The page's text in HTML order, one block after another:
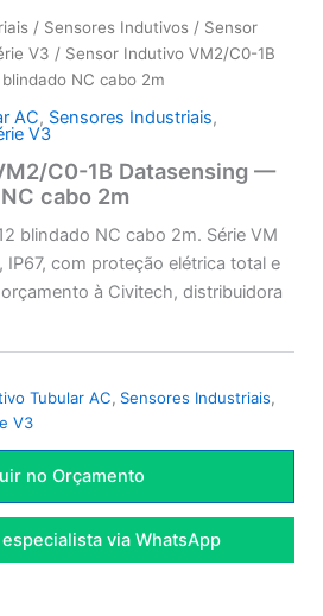
/ Sensores Indutivos / Sensor
V3 / Sensor Indutivo VM2/C0-1B
NC cabo 2m
AC, Sensores Industriais,
V3
C0-1B Datasensing —
cabo 2m
blindado NC cabo 2m. Série VM
IP67, com proteção elétrica total e
à Civitech, distribuidora
Tubular AC, Sensores Industriais,
V3
no Orçamento
via WhatsApp